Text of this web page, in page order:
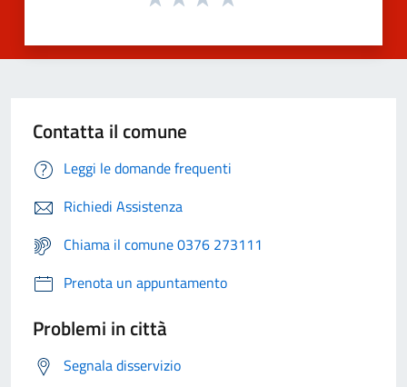
Contatta il comune
Leggi le domande frequenti
Richiedi Assistenza
Chiama il comune 0376 273111
Prenota un appuntamento
Problemi in città
Segnala disservizio